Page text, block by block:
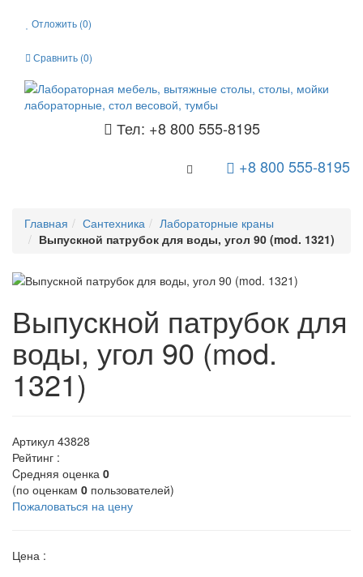
Отложить (0)
Сравнить (0)
Тел: +8 800 555-8195
+8 800 555-8195
Toggle Navigation
Главная Сантехника
Лабораторные краны
Выпускной патрубок для воды, угол 90 (mod. 1321)
Выпускной патрубок для
воды, угол 90 (mod.
1321)
Артикул 43828
Рейтинг :
Cредняя оценка 0
(по оценкам 0 пользователей)
Пожаловаться на цену
Цена :